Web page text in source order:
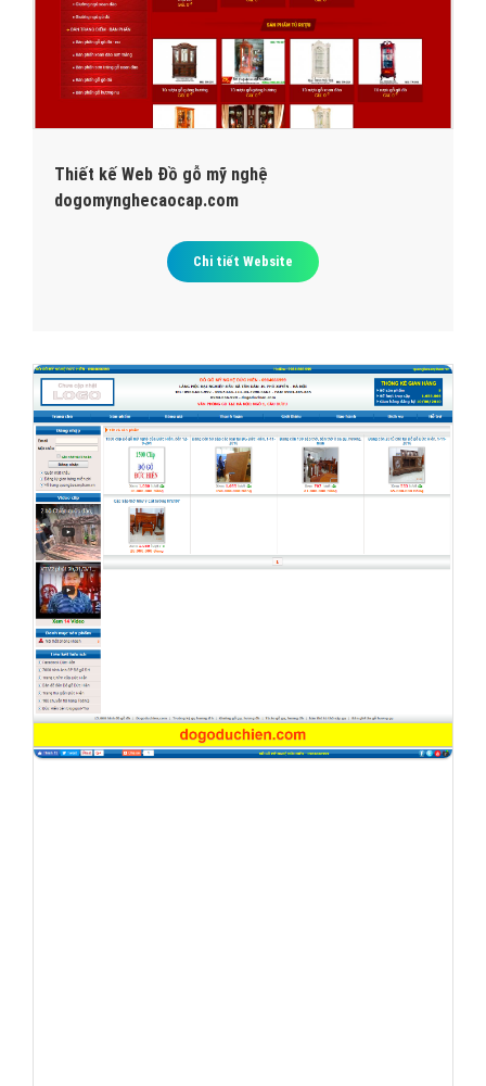
Thiết kế Web Đồ gỗ mỹ nghệ
dogomynghecaocap.com
Chi tiết Website